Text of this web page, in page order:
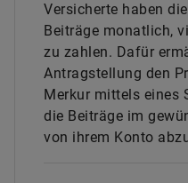
Versicherte haben
Beiträge monatlich,
zu zahlen. Dafür
Antragstellung den
Merkur mittels eines
die Beiträge im
von ihrem Konto